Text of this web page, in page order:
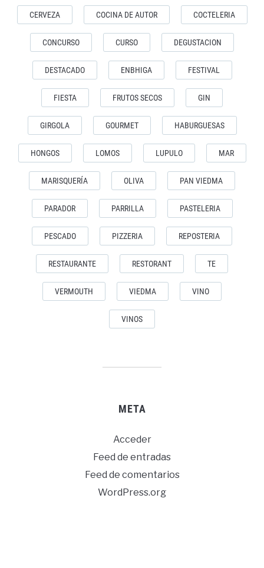
CERVEZA COCINA DE AUTOR COCTELERIA
CONCURSO CURSO DEGUSTACION
DESTACADO ENBHIGA FESTIVAL
FIESTA FRUTOS SECOS GIN
GIRGOLA GOURMET HABURGUESAS
HONGOS LOMOS LUPULO MAR
MARISQUERÍA OLIVA PAN VIEDMA
PARADOR PARRILLA PASTELERIA
PESCADO PIZZERIA REPOSTERIA
RESTAURANTE RESTORANT TE
VERMOUTH VIEDMA VINO
VINOS
META
Acceder
Feed de entradas
Feed de comentarios
WordPress.org